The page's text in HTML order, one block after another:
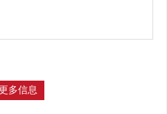
更多信息